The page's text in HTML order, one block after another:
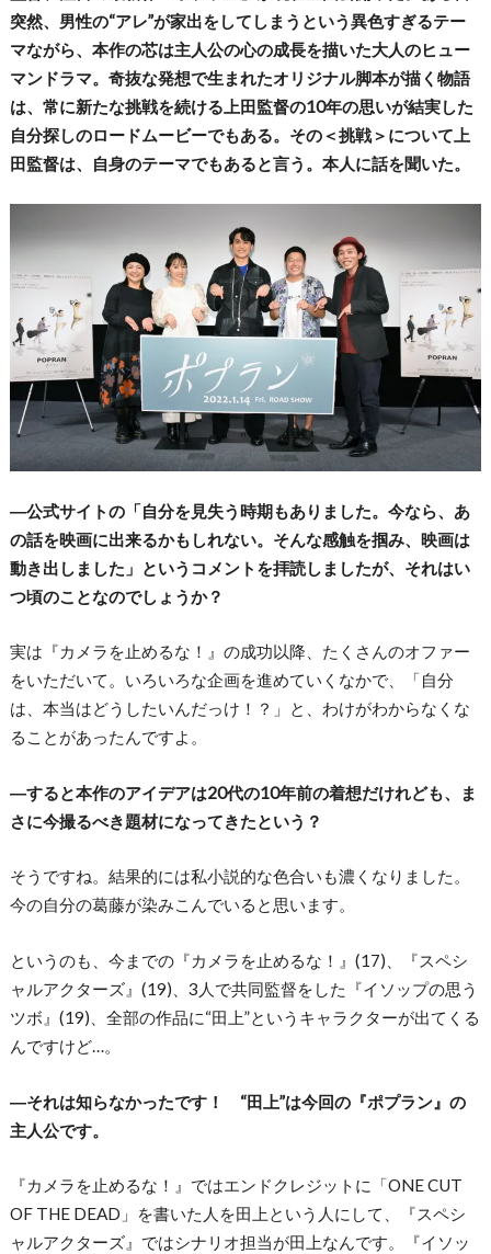
突然、男性の“アレ”が家出をしてしまうという異色すぎるテー
マながら、本作の芯は主人公の心の成長を描いた大人のヒュー
マンドラマ。奇抜な発想で生まれたオリジナル脚本が描く物語
は、常に新たな挑戦を続ける上田監督の10年の思いが結実した
自分探しのロードムービーでもある。その＜挑戦＞について上
田監督は、自身のテーマでもあると言う。本人に話を聞いた。
―公式サイトの「自分を見失う時期もありました。今なら、あ
の話を映画に出来るかもしれない。そんな感触を掴み、映画は
動き出しました」というコメントを拝読しましたが、それはい
つ頃のことなのでしょうか？
実は『カメラを止めるな！』の成功以降、たくさんのオファー
をいただいて。いろいろな企画を進めていくなかで、「自分
は、本当はどうしたいんだっけ！？」と、わけがわからなくな
ることがあったんですよ。
―すると本作のアイデアは20代の10年前の着想だけれども、ま
さに今撮るべき題材になってきたという？
そうですね。結果的には私小説的な色合いも濃くなりました。
今の自分の葛藤が染みこんでいると思います。
というのも、今までの『カメラを止めるな！』(17)、『スペシ
ャルアクターズ』(19)、3人で共同監督をした『イソップの思う
ツボ』(19)、全部の作品に“田上”というキャラクターが出てくる
んですけど…。
―それは知らなかったです！ “田上”は今回の『ポプラン』の
主人公です。
『カメラを止めるな！』ではエンドクレジットに「ONE CUT
OF THE DEAD」を書いた人を田上という人にして、『スペシ
ャルアクターズ』ではシナリオ担当が田上なんです。『イソッ